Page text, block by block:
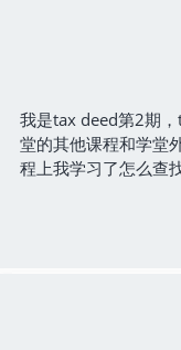
老师课程进展，引导
好助力，是学员的好
Frank老师和wison
- Tax Lien 房地产债
我是tax deed第2期
堂的其他课程和学堂
程上我学习了怎么查
单，怎么对清单进行
产，更进一步学习了
还要感谢Wilson班主
醒学员准时参加课程